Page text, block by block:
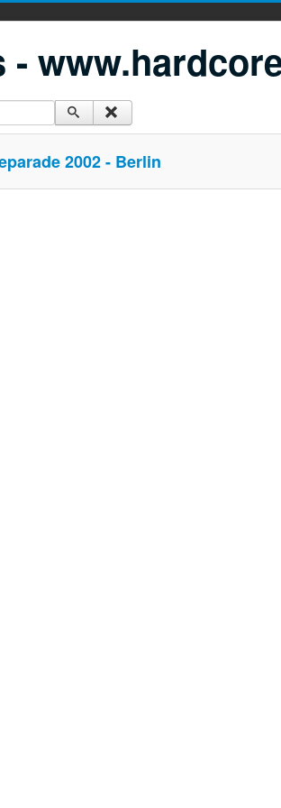
2002 - Berlin